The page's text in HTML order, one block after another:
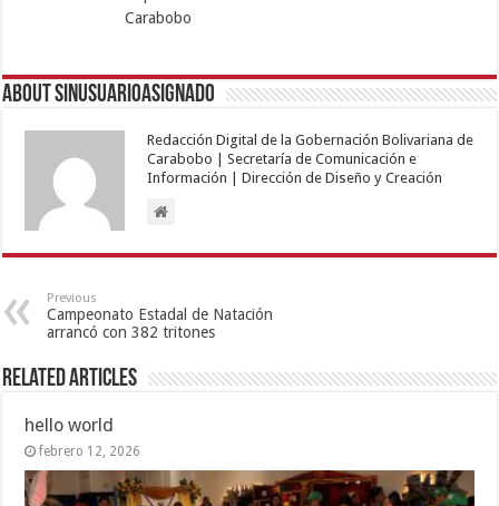
About sinusuarioasignado
Redacción Digital de la Gobernación Bolivariana de
Carabobo | Secretaría de Comunicación e
Información | Dirección de Diseño y Creación
Previous
Campeonato Estadal de Natación
arrancó con 382 tritones
Related Articles
hello world
febrero 12, 2026